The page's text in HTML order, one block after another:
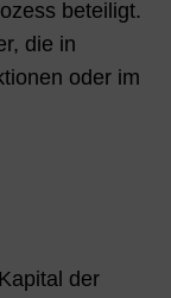
beteiligt.
die in
oder im
der